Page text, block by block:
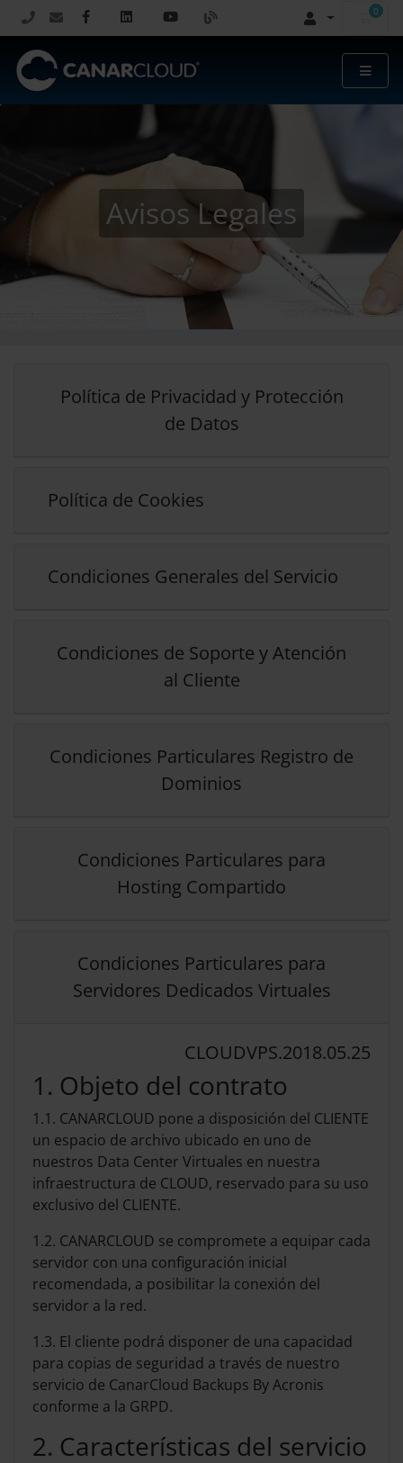
0
Avisos Legales
Política de Privacidad y Protección
de Datos
Política de Cookies
Condiciones Generales del Servicio
Condiciones de Soporte y Atención
al Cliente
Condiciones Particulares Registro de
Dominios
Condiciones Particulares para
Hosting Compartido
Condiciones Particulares para
Servidores Dedicados Virtuales
CLOUDVPS.2018.05.25
1. Objeto del contrato
1.1. CANARCLOUD pone a disposición del CLIENTE
un espacio de archivo ubicado en uno de
nuestros Data Center Virtuales en nuestra
infraestructura de CLOUD, reservado para su uso
exclusivo del CLIENTE.
1.2. CANARCLOUD se compromete a equipar cada
servidor con una configuración inicial
recomendada, a posibilitar la conexión del
servidor a la red.
1.3. El cliente podrá disponer de una capacidad
para copias de seguridad a través de nuestro
servicio de CanarCloud Backups By Acronis
conforme a la GRPD.
2. Características del servicio